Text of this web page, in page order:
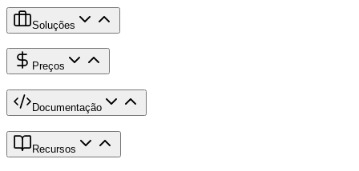
Soluções
Preços
Documentação
Recursos